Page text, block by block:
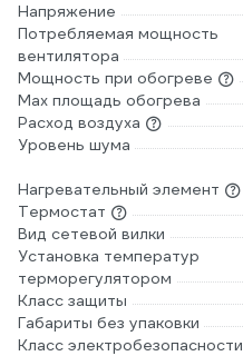
Напряжение
Потребляемая мощность
вентилятора
Мощность при обогреве
Max площадь обогрева
Расход воздуха
Уровень шума
Нагревательный элемент
Термостат
Вид сетевой вилки
Установка температур
терморегулятором
Класс защиты
Габариты без упаковки
Класс электробезопасности